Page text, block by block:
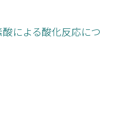
による酸化反応につ